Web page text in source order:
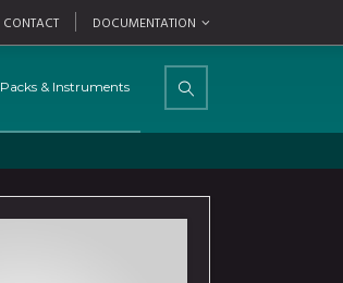
CONTACT DOCUMENTATION
Packs & Instruments